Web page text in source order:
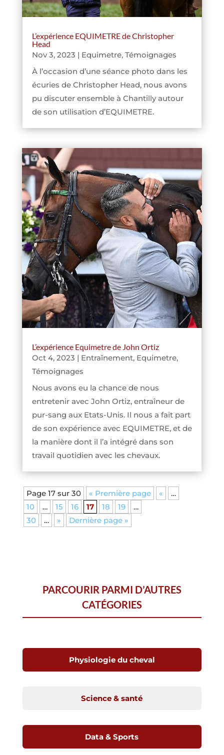
L’expérience EQUIMETRE de Christopher
Head
Nov 3, 2023 | Equimetre, Témoignages
À l’occasion d’une séance photo dans les
écuries de Christopher Head, nous avons
pu discuter ensemble à Chantilly autour
de son utilisation d’EQUIMETRE.
L’expérience Equimetre de John Ortiz
Oct 4, 2023 | Entraînement, Equimetre,
Témoignages
Nous avons eu la chance de nous
entretenir avec John Ortiz, entraîneur de
pur-sang aux Etats-Unis. Il nous a fait part
de son expérience avec EQUIMETRE, et de
la manière dont il l’a intégré dans son
travail quotidien avec les chevaux.
Page 17 sur 30 « Première page «
…
10
… 15 16 17 18 19
…
30
… » Dernière page »
PARCOURIR PARMI D’AUTRES
CATÉGORIES
Physiologie du cheval
Science & santé
Data & Sports